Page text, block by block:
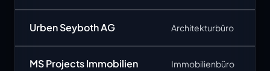
Urben Seyboth AG Architekturbüro
MS Projects Immobilien Immobilienbüro